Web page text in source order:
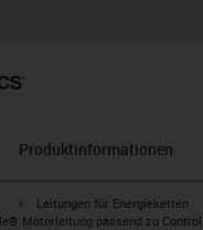
Produktinformationen
arrow-right
igus-icon-arrow-right
Leitungen für Energieketten
Motorleitung passend zu Control